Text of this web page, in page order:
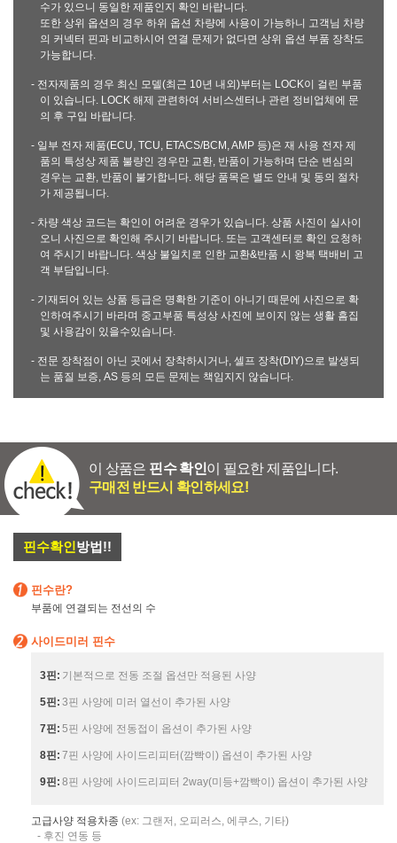
수가 있으니 동일한 제품인지 확인 바랍니다.
또한 상위 옵션의 경우 하위 옵션 차량에 사용이 가능하니 고객님 차량
의 커넥터 핀과 비교하시어 연결 문제가 없다면 상위 옵션 부품 장착도
가능합니다.
- 전자제품의 경우 최신 모델(최근 10년 내외)부터는 LOCK이 걸린 부품
이 있습니다. LOCK 해제 관련하여 서비스센터나 관련 정비업체에 문
의 후 구입 바랍니다.
- 일부 전자 제품(ECU, TCU, ETACS/BCM, AMP 등)은 재 사용 전자 제
품의 특성상 제품 불량인 경우만 교환, 반품이 가능하며 단순 변심의
경우는 교환, 반품이 불가합니다. 해당 품목은 별도 안내 및 동의 절차
가 제공됩니다.
- 차량 색상 코드는 확인이 어려운 경우가 있습니다. 상품 사진이 실사이
오니 사진으로 확인해 주시기 바랍니다. 또는 고객센터로 확인 요청하
여 주시기 바랍니다. 색상 불일치로 인한 교환&반품 시 왕복 택배비 고
객 부담입니다.
- 기재되어 있는 상품 등급은 명확한 기준이 아니기 때문에 사진으로 확
인하여주시기 바라며 중고부품 특성상 사진에 보이지 않는 생활 흠집
및 사용감이 있을수있습니다.
- 전문 장착점이 아닌 곳에서 장착하시거나, 셀프 장착(DIY)으로 발생되
는 품질 보증, AS 등의 모든 문제는 책임지지 않습니다.
이 상품은 핀수 확인이 필요한 제품입니다.
구매전 반드시 확인하세요!
핀수확인방법!!
핀수란?
부품에 연결되는 전선의 수
사이드미러 핀수
3핀: 기본적으로 전동 조절 옵션만 적용된 사양
5핀: 3핀 사양에 미러 열선이 추가된 사양
7핀: 5핀 사양에 전동접이 옵션이 추가된 사양
8핀: 7핀 사양에 사이드리피터(깜빡이) 옵션이 추가된 사양
9핀: 8핀 사양에 사이드리피터 2way(미등+깜빡이) 옵션이 추가된 사양
고급사양 적용차종 (ex: 그랜저, 오피러스, 에쿠스, 기타)
- 후진 연동 등